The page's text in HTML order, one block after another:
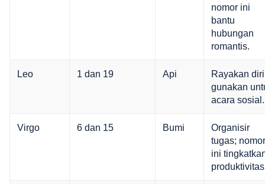
nomor ini
bantu
hubungan
romantis.
Leo 1 dan 19 Api
Rayakan
gunakan
acara sosial.
Virgo 6 dan 15 Bumi
Organisir
tugas; nomor
ini